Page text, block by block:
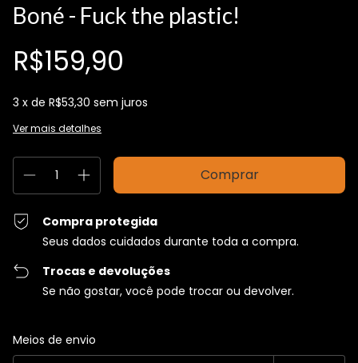
Boné - Fuck the plastic!
R$159,90
3 x de R$53,30 sem juros
Ver mais detalhes
Compra protegida
Seus dados cuidados durante toda a compra.
Trocas e devoluções
Se não gostar, você pode trocar ou devolver.
Entregas para o CEP:
Meios de envio